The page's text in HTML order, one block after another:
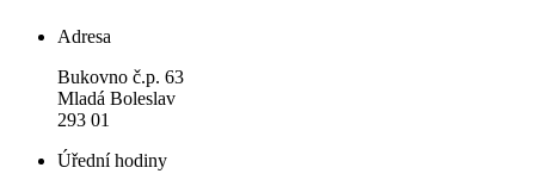
Adresa
Bukovno č.p. 63
Mladá Boleslav
293 01
Úřední hodiny